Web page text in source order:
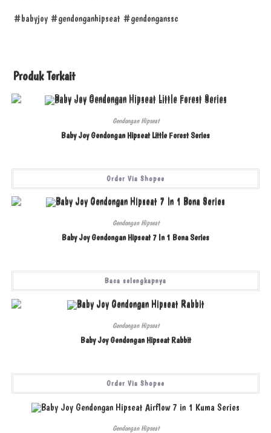
#babyjoy #gendonganhipseat #gendonganssc
Produk Terkait
Gendongan Hipseat
Baby Joy Gendongan Hipseat Little Forest Series
Order Via Shopee
Gendongan Hipseat
Baby Joy Gendongan Hipseat 7 In 1 Bona Series
Baca selengkapnya
Gendongan Hipseat
Baby Joy Gendongan Hipseat Rabbit
Order Via Shopee
Gendongan Hipseat